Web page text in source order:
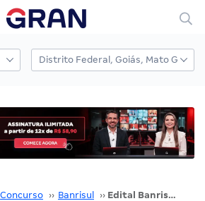
Concurso ›› Banrisul ›› Edital Banrisul: SAIU! Inicial de R$ 4.240,94. Saiba mais!